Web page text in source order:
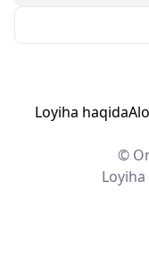
Loyiha haqida
©
Loyiha